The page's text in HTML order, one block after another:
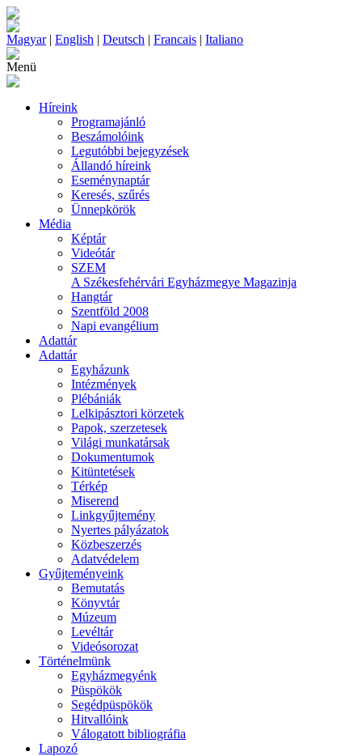
Magyar| English | Deutsch | Francais | Italiano
Menü
Híreink
Programajánló
Beszámolóink
Legutóbbi bejegyzések
Állandó híreink
Eseménynaptár
Keresés, szűrés
Ünnepkörök
Média
Képtár
Videótár
SZEM
A Székesfehérvári Egyházmegye Magazinja
Hangtár
Szentföld 2008
Napi evangélium
Adattár
Adattár
Egyházunk
Intézmények
Plébániák
Lelkipásztori körzetek
Papok, szerzetesek
Világi munkatársak
Dokumentumok
Kitüntetések
Térkép
Miserend
Linkgyűjtemény
Nyertes pályázatok
Közbeszerzés
Adatvédelem
Gyűjteményeink
Bemutatás
Könyvtár
Múzeum
Levéltár
Videósorozat
Történelmünk
Egyházmegyénk
Püspökök
Segédpüspökök
Hitvallóink
Válogatott bibliográfia
Lapozó